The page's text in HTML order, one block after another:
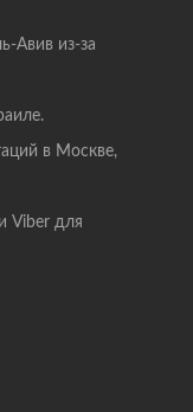
Авив из-за
в Москве,
Viber для